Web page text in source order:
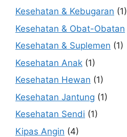
Kesehatan & Kebugaran (1)
Kesehatan & Obat-Obatan
Kesehatan & Suplemen (1)
Kesehatan Anak (1)
Kesehatan Hewan (1)
Kesehatan Jantung (1)
Kesehatan Sendi (1)
Kipas Angin (4)